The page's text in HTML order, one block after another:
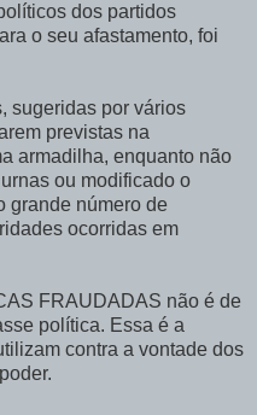
dos partidos
o seu afastamento, foi
sugeridas por vários
previstas na
armadilha, enquanto não
ou modificado o
grande número de
ocorridas em
FRAUDADAS não é de
política. Essa é a
contra a vontade dos